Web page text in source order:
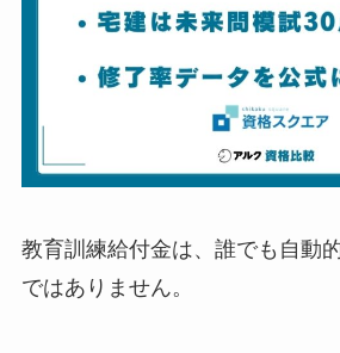
教育訓練給付金は、誰でも自動
ではありません。